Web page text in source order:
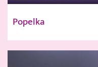
Popelka